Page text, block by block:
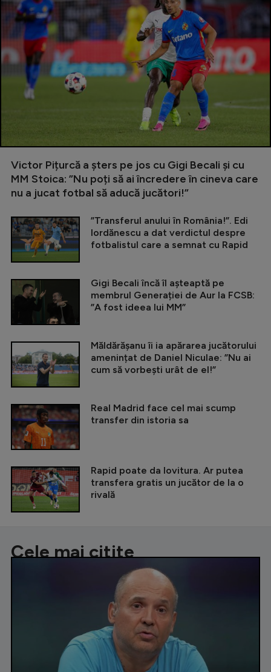
Victor Pițurcă a șters pe jos cu Gigi Becali și cu
MM Stoica: ”Nu poți să ai încredere în cineva care
nu a jucat fotbal să aducă jucători!”
”Transferul anului în România!”. Edi
Iordănescu a dat verdictul despre
fotbalistul care a semnat cu Rapid
Gigi Becali încă îl așteaptă pe
membrul Generației de Aur la FCSB:
”A fost ideea lui MM”
Măldărășanu îi ia apărarea jucătorului
amenințat de Daniel Niculae: ”Nu ai
cum să vorbești urât de el!”
Real Madrid face cel mai scump
transfer din istoria sa
Rapid poate da lovitura. Ar putea
transfera gratis un jucător de la o
rivală
Cele mai citite